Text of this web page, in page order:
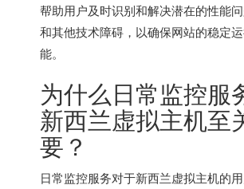
帮助用户及时识别和解决潜在的性能
和其他技术障碍，以确保网站的稳定
能。
为什么日常监控服
新西兰虚拟主机至
要？
日常监控服务对于新西兰虚拟主机的